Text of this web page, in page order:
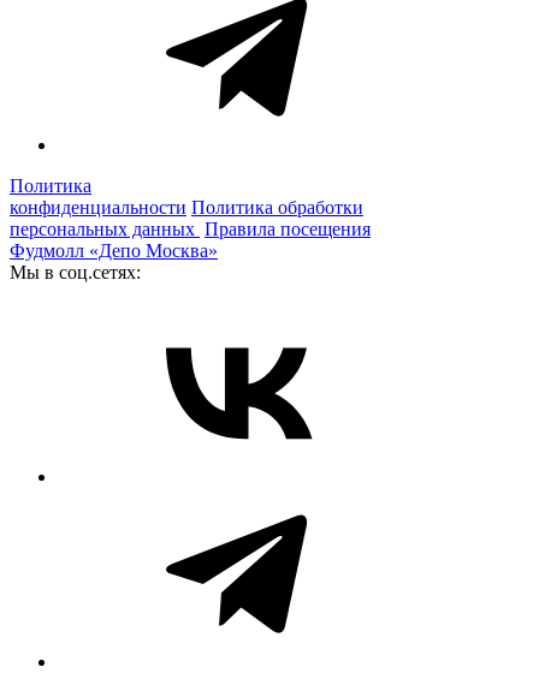
Политика
конфиденциальности Политика обработки
персональных данных Правила посещения
Фудмолл «Депо Москва»
Мы в соц.сетях: